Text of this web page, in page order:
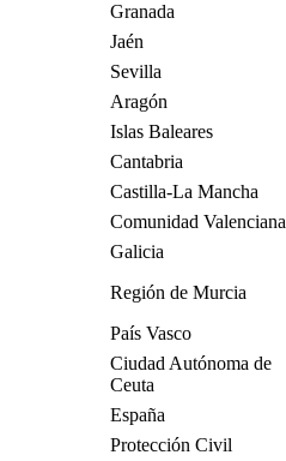
Granada
Jaén
Sevilla
Aragón
Islas Baleares
Cantabria
Castilla-La Mancha
Comunidad Valenciana
Galicia
Región de Murcia
País Vasco
Ciudad Autónoma de
Ceuta
España
Protección Civil